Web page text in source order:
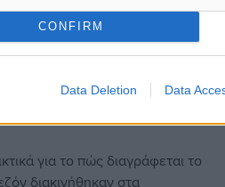
CONFIRM
Data Deletion Data
κλάδου υποστηρίζουν ότι
για την οικονομία, καθώς
τα δημόσια έσοδα με
κατανάλωση αμφιβόλου
έτσι και ως ανάχωμα για το
για το πώς διαγράφεται το
διακινήθηκαν στα